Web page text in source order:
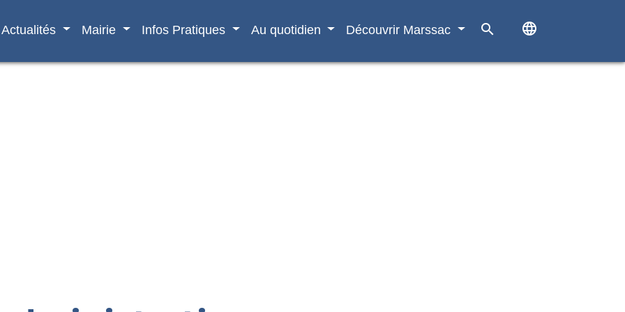
Actualités Mairie Infos Pratiques Au quotidien Découvrir Marssac search language